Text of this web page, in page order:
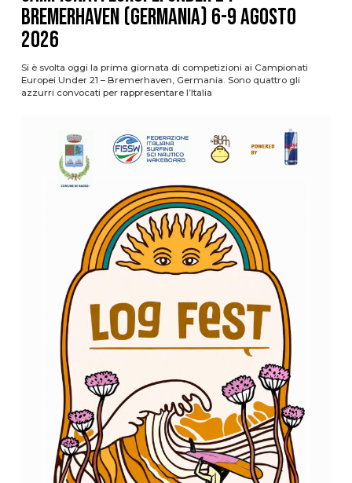
Bremerhaven (Germania) 6-9 agosto
2026
Si è svolta oggi la prima giornata di competizioni ai Campionati
Europei Under 21 – Bremerhaven, Germania. Sono quattro gli
azzurri convocati per rappresentare l’Italia